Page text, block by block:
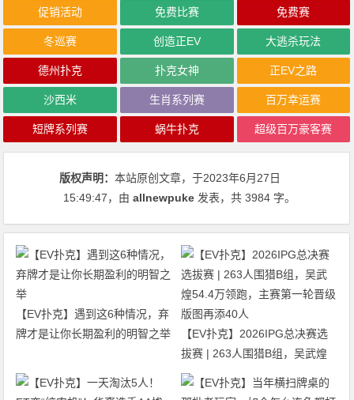
促销活动 免费比赛 免费赛
冬巡赛 创造正EV 大逃杀玩法
德州扑克 扑克女神 正EV之路
沙西米 生肖系列赛 百万幸运赛
短牌系列赛 蜗牛扑克 超级百万豪客赛
版权声明：本站原创文章，于2023年6月27日
15:49:47，由allnewpuke 发表，共 3984 字。
【EV扑克】遇到这6种情况，弃
牌才是让你长期盈利的明智之举
【EV扑克】2026IPG总决赛选
拔赛 | 263人围猎B组，吴武煌
54.4万领跑，主赛第一轮晋级版